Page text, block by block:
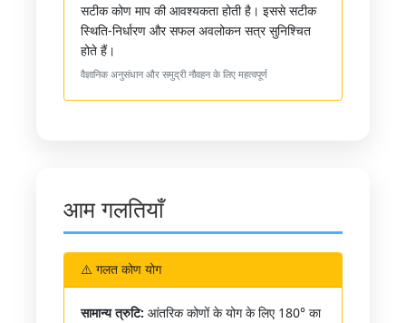
सटीक कोण माप की आवश्यकता होती है। इससे सटीक
स्थिति-निर्धारण और सफल अवलोकन सत्र सुनिश्चित
होते हैं।
वैज्ञानिक अनुसंधान और समुद्री नौवहन के लिए महत्वपूर्ण
आम गलतियाँ
⚠️ गलत कोण योग
सामान्य त्रुटि: आंतरिक कोणों के योग के लिए 180° का